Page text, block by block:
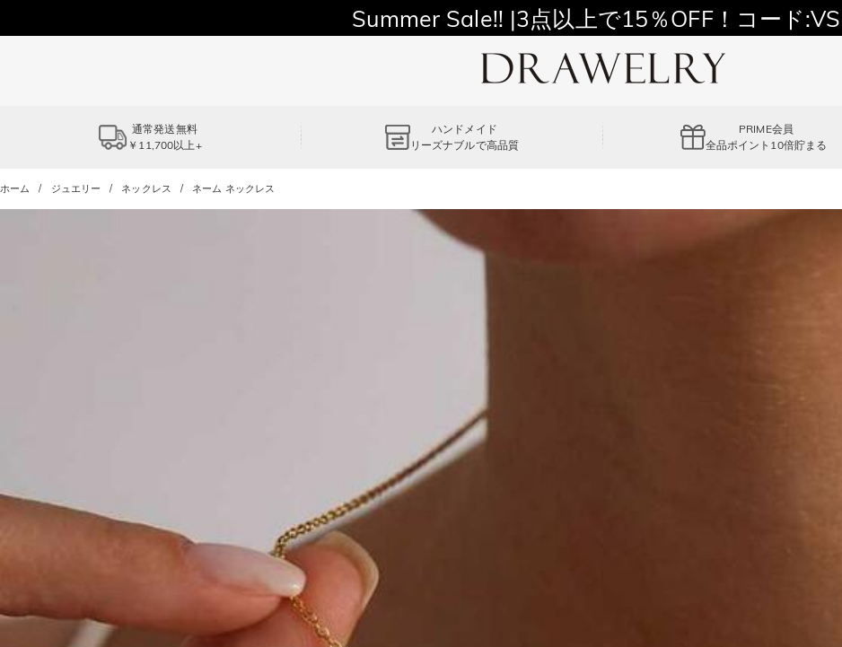
11,700円以上通常配送無料！
Summer Sale!! |3点以上で15％OFF！コード:VS2
通常発送無料
￥11,700以上+
ハンドメイド
リーズナブルで高品質
PRIME会員
全品ポイント10倍貯まる
ホーム ジュエリー ネックレス ネーム ネックレス